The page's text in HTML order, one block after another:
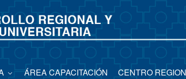
ÁREA CAPACITACIÓN CENTRO